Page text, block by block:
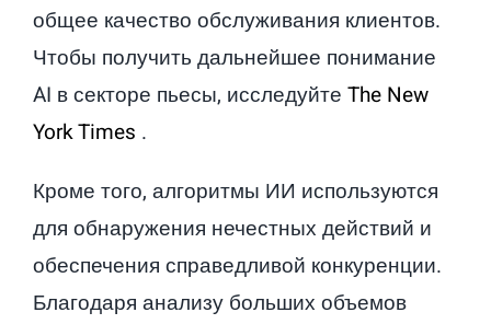
общее качество обслуживания клиентов.
Чтобы получить дальнейшее понимание
AI в секторе пьесы, исследуйте The New
York Times .
Кроме того, алгоритмы ИИ используются
для обнаружения нечестных действий и
обеспечения справедливой конкуренции.
Благодаря анализу больших объемов